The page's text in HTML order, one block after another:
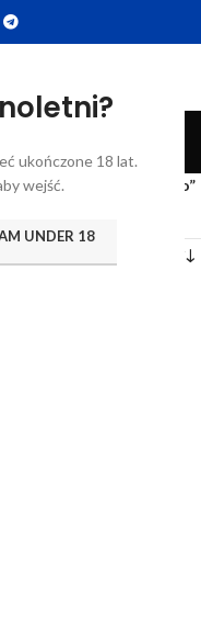
ukończone 18 lat.
wejść.
UNDER 18
Branco
“Vinha Grande Branco”